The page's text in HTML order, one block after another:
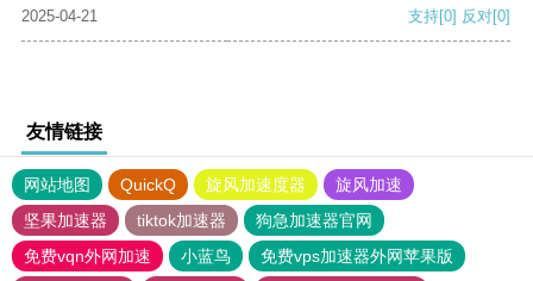
2025-04-21 支持[0] 反对[0]
友情链接
网站地图 QuickQ 旋风加速度器
旋风加速
坚果加速器
tiktok加速器
狗急加速器官网
免费vqn外网加速
小蓝鸟
免费vps加速器外网苹果版